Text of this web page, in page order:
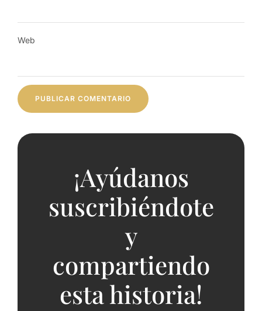
Web
¡Ayúdanos
suscribiéndote
y
compartiendo
esta historia!